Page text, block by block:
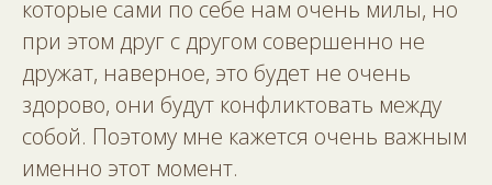
которые сами по себе нам очень милы, но
при этом друг с другом совершенно не
дружат, наверное, это будет не очень
здорово, они будут конфликтовать между
собой. Поэтому мне кажется очень важным
именно этот момент.